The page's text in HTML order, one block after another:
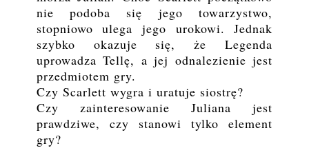
nie podoba się jego towarzystwo,
stopniowo ulega jego urokowi. Jednak
szybko okazuje się, że Legenda
uprowadza Tellę, a jej odnalezienie jest
przedmiotem gry.
Czy Scarlett wygra i uratuje siostrę?
Czy zainteresowanie Juliana jest
prawdziwe, czy stanowi tylko element
gry?